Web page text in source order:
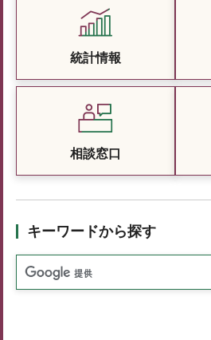
統計情報
相談窓口
キーワードから探す